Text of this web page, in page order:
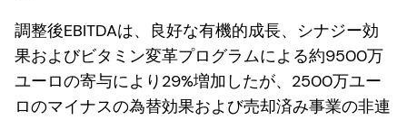
調整後EBITDAは、良好な有機的成長、シナジー効
果およびビタミン変革プログラムによる約9500万
ユーロの寄与により29%増加したが、2500万ユー
ロのマイナスの為替効果および売却済み事業の非連